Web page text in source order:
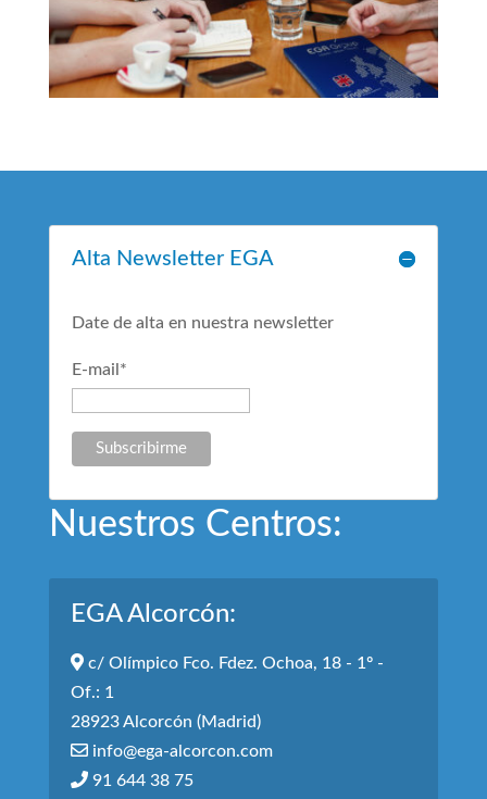
Alta Newsletter EGA
Date de alta en nuestra newsletter
E-mail*
Nuestros Centros:
EGA Alcorcón:
c/ Olímpico Fco. Fdez. Ochoa, 18 - 1º -
Of.: 1
28923 Alcorcón (Madrid)
info@ega-alcorcon.com
91 644 38 75